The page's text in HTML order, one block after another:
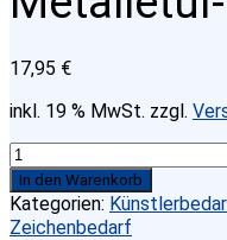
17,95 €
inkl. 19 % MwSt. zzgl.
12-
Bleistifte-
CASTELL®-9000-
Haertegrade-
In den Warenkorb
Kategorien:
Zeichenbedarf